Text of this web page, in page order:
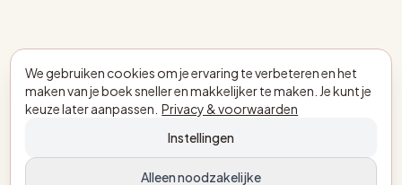
We gebruiken cookies om je ervaring te verbeteren en het
maken van je boek sneller en makkelijker te maken. Je kunt je
keuze later aanpassen. Privacy & voorwaarden
Instellingen
Alleen noodzakelijke